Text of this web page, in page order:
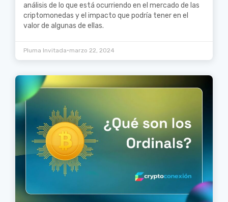
análisis de lo que está ocurriendo en el mercado de las
criptomonedas y el impacto que podría tener en el
valor de algunas de ellas.
Pluma Invitada•marzo 22, 2024